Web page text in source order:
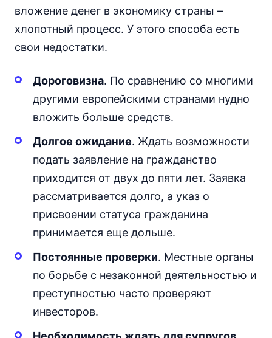
вложение денег в экономику страны –
хлопотный процесс. У этого способа есть
свои недостатки.
Дороговизна. По сравнению со многими
другими европейскими странами нудно
вложить больше средств.
Долгое ожидание. Ждать возможности
подать заявление на гражданство
приходится от двух до пяти лет. Заявка
рассматривается долго, а указ о
присвоении статуса гражданина
принимается еще дольше.
Постоянные проверки. Местные органы
по борьбе с незаконной деятельностью и
преступностью часто проверяют
инвесторов.